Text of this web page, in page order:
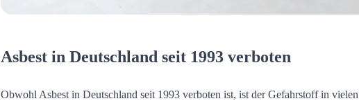
Asbest in Deutschland seit 1993 verboten
Obwohl Asbest in Deutschland seit 1993 verboten ist, ist der Gefahrstoff in vielen